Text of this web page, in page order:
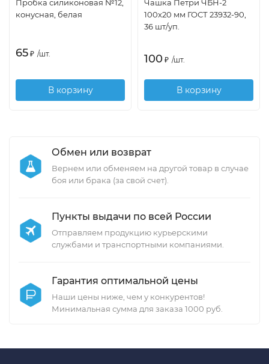
Пробка силиконовая №12,
конусная, белая
65 ₽ /шт.
В корзину
Чашка Петри ЧБН-2
100х20 мм ГОСТ 23932-90,
36 шт/уп.
100 ₽ /шт.
В корзину
Обмен или возврат
Вернем или обменяем на другой товар в случае
боя или брака (за свой счет).
Пункты выдачи по всей России
Отправляем продукцию курьерскими
службами и транспортными компаниями.
Гарантия оптимальной цены
Наши цены ниже, чем у конкурентов!
Минимальная сумма для заказа 1000 руб.